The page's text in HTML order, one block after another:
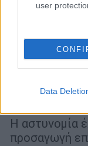
user
Data
Ελλάδα|
Final Four:
όσους δεν
Η αστυνομία
προσαγωγή